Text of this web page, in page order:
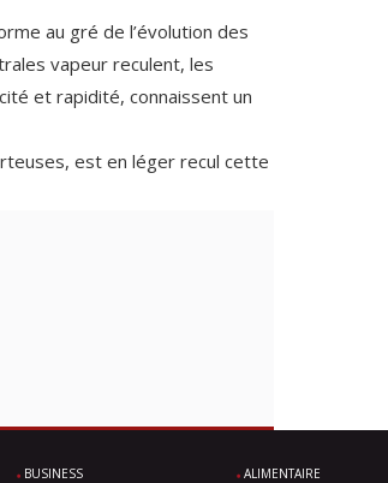
au gré de l’évolution des
vapeur reculent, les
et rapidité, connaissent un
est en léger recul cette
BUSINESS ALIMENTAIRE